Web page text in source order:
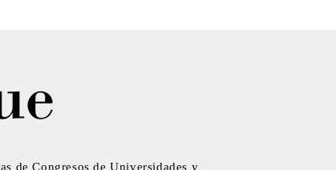
de Congresos de Universidades y